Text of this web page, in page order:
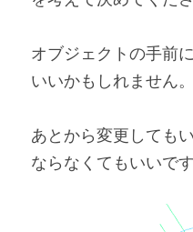
オブジェクトの手前
いいかもしれません。
あとから変更しても
ならなくてもいいです